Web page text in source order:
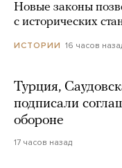
Новые законы
с исторических
ИСТОРИИ 16 часов
Турция,
подписали
обороне
17 часов назад